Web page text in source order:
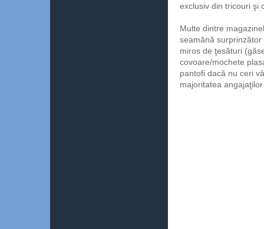
exclusiv din tricouri şi
Multe dintre
seamănă
miros de ţesături
covoare/mochete
pantofi dacă nu ceri
majoritatea